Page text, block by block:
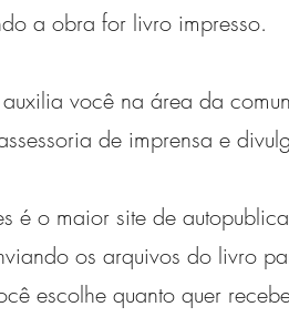
a obra for livro impresso.
você na área da
de imprensa e
é o maior site de
os arquivos do livro
escolhe quanto quer